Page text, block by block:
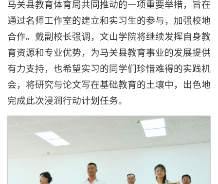
马关县教育体育局共同推动的一项重要举措，旨在
通过名师工作室的建立和实习生的参与，加强校地
合作。戴副校长强调，文山学院将继续发挥自身教
育资源和专业优势，为马关县教育事业的发展提供
有力支持，也希望实习的同学们珍惜难得的实践机
会，将研究与论文写在基础教育的土壤中，出色地
完成此次浸润行动计划任务。